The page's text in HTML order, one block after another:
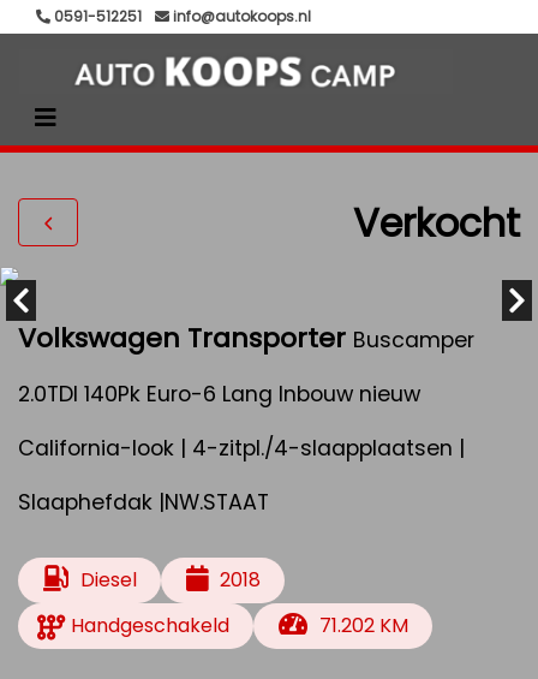
0591-512251 info@autokoops.nl
Verkocht
Volkswagen Transporter Buscamper
2.0TDI 140Pk Euro-6 Lang Inbouw nieuw
California-look | 4-zitpl./4-slaapplaatsen |
Slaaphefdak |NW.STAAT
Diesel
2018
Handgeschakeld
71.202 KM